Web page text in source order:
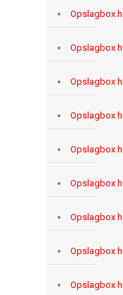
Opslagbox
Opslagbox
Opslagbox
Opslagbox
Opslagbox
Opslagbox
Opslagbox
Opslagbox
Opslagbox